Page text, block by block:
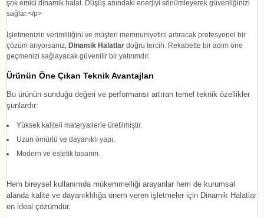
şok emici dinamik halat. Düşüş anındaki enerjiyi sönümleyerek güvenliğinizi
sağlar.</p>
İşletmenizin verimliliğini ve müşteri memnuniyetini artıracak profesyonel bir
çözüm arıyorsanız, Dinamik Halatlar doğru tercih. Rekabette bir adım öne
geçmenizi sağlayacak güvenilir bir yatırımdır.
Ürünün Öne Çıkan Teknik Avantajları
Bu ürünün sunduğu değeri ve performansı artıran temel teknik özellikler
şunlardır:
Yüksek kaliteli materyallerle üretilmiştir.
Uzun ömürlü ve dayanıklı yapı.
Modern ve estetik tasarım.
Hem bireysel kullanımda mükemmelliği arayanlar hem de kurumsal
alanda kalite ve dayanıklılığa önem veren işletmeler için Dinamik Halatlar
en ideal çözümdür.